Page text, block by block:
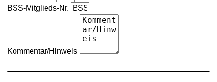
BSS-Mitglieds-Nr.
Kommentar/Hinweis